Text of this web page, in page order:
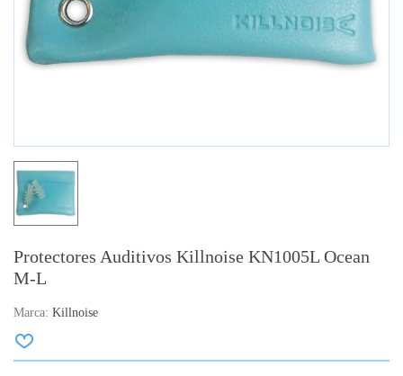
Protectores Auditivos Killnoise KN1005L Ocean
M-L
Marca: Killnoise